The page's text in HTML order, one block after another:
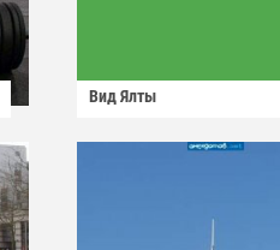
Вид Ялты